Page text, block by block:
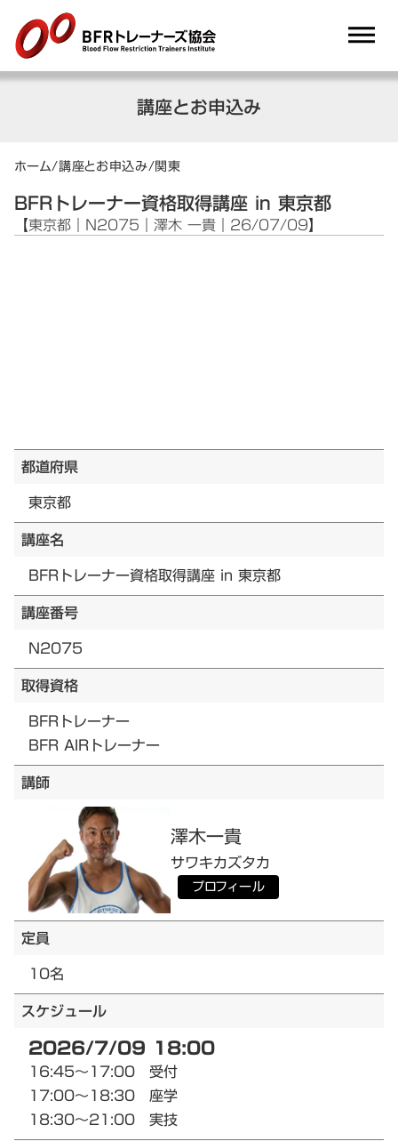
講座とお申込み
ホーム/講座とお申込み/関東
BFRトレーナー資格取得講座 in 東京都
【東京都｜N2075｜澤木 一貴｜26/07/09】
都道府県
東京都
講座名
BFRトレーナー資格取得講座 in 東京都
講座番号
N2075
取得資格
BFRトレーナー
BFR AIRトレーナー
講師
澤木一貴
サワキカズタカ
プロフィール
定員
10名
スケジュール
2026/7/09 18:00
16:45～17:00 受付
17:00～18:30 座学
18:30～21:00 実技
dehaze